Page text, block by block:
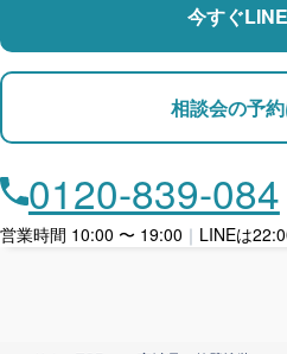
支払い対応
ローン利用
店舗・事務所対応
今すぐ
相談会の予
0120-839-084
営業時間 10:00 〜 19:00 ｜ LINEは